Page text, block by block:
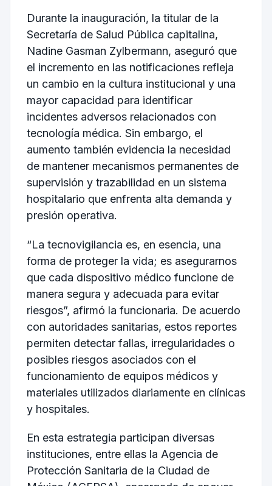
Durante la inauguración, la titular de la
Secretaría de Salud Pública capitalina,
Nadine Gasman Zylbermann, aseguró que
el incremento en las notificaciones refleja
un cambio en la cultura institucional y una
mayor capacidad para identificar
incidentes adversos relacionados con
tecnología médica. Sin embargo, el
aumento también evidencia la necesidad
de mantener mecanismos permanentes de
supervisión y trazabilidad en un sistema
hospitalario que enfrenta alta demanda y
presión operativa.
“La tecnovigilancia es, en esencia, una
forma de proteger la vida; es asegurarnos
que cada dispositivo médico funcione de
manera segura y adecuada para evitar
riesgos”, afirmó la funcionaria. De acuerdo
con autoridades sanitarias, estos reportes
permiten detectar fallas, irregularidades o
posibles riesgos asociados con el
funcionamiento de equipos médicos y
materiales utilizados diariamente en clínicas
y hospitales.
En esta estrategia participan diversas
instituciones, entre ellas la Agencia de
Protección Sanitaria de la Ciudad de